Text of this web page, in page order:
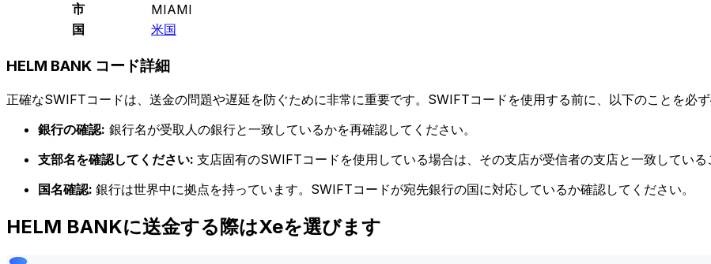
市
MIAMI
国
米国
HELM BANK コード詳細
正確なSWIFTコードは、送金の問題や遅延を防ぐために非常に重要です。SWIFTコードを使用する前に、以下のことを必
銀行の確認: 銀行名が受取人の銀行と一致しているかを再確認してください。
支部名を確認してください: 支店固有のSWIFTコードを使用している場合は、その支店が受信者の支店と一致している
国名確認: 銀行は世界中に拠点を持っています。SWIFTコードが宛先銀行の国に対応しているか確認してください。
HELM BANKに送金する際はXeを選びます